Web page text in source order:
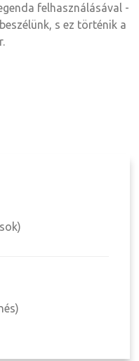
felhasználásával -
s ez történik a